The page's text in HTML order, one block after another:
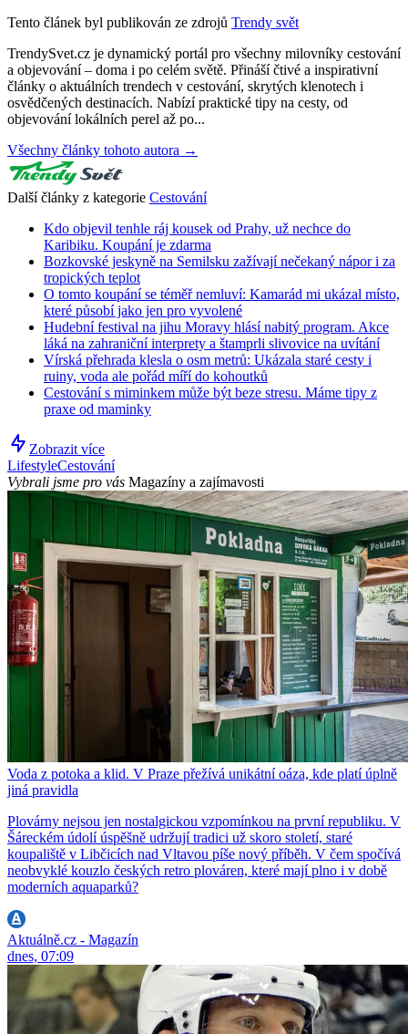
Tento článek byl publikován ze zdrojů Trendy svět
TrendySvet.cz je dynamický portál pro všechny milovníky cestování
a objevování – doma i po celém světě. Přináší čtivé a inspirativní
články o aktuálních trendech v cestování, skrytých klenotech i
osvědčených destinacích. Nabízí praktické tipy na cesty, od
objevování lokálních perel až po...
Všechny články tohoto autora →
Další články z kategorie Cestování
Kdo objevil tenhle ráj kousek od Prahy, už nechce do
Karibiku. Koupání je zdarma
Bozkovské jeskyně na Semilsku zažívají nečekaný nápor i za
tropických teplot
O tomto koupání se téměř nemluví: Kamarád mi ukázal místo,
které působí jako jen pro vyvolené
Hudební festival na jihu Moravy hlásí nabitý program. Akce
láká na zahraniční interprety a štamprli slivovice na uvítání
Vírská přehrada klesla o osm metrů: Ukázala staré cesty i
ruiny, voda ale pořád míří do kohoutků
Cestování s miminkem může být beze stresu. Máme tipy z
praxe od maminky
Zobrazit více
LifestyleCestování
Vybrali jsme pro vás Magazíny a zajímavosti
Voda z potoka a klid. V Praze přežívá unikátní oáza, kde platí úplně
jiná pravidla
Plovárny nejsou jen nostalgickou vzpomínkou na první republiku. V
Šáreckém údolí úspěšně udržují tradici už skoro století, staré
koupaliště v Libčicích nad Vltavou píše nový příběh. V čem spočívá
neobvyklé kouzlo českých retro plováren, které mají plno i v době
moderních aquaparků?
Aktuálně.cz - Magazín
dnes, 07:09